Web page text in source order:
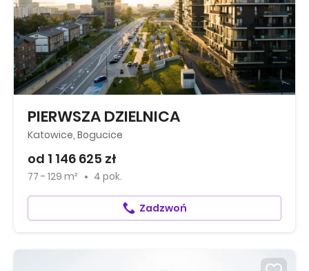
PIERWSZA DZIELNICA
Katowice, Bogucice
od 1 146 625 zł
77 - 129 m² 4 pok.
Zadzwoń